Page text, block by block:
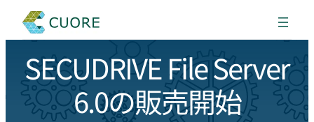
SECUDRIVE File Server
6.0の販売開始